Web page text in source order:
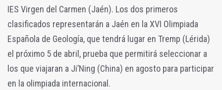
IES Virgen del Carmen (Jaén). Los dos primeros
clasificados representarán a Jaén en la XVI Olimpiada
Española de Geología, que tendrá lugar en Tremp (Lérida)
el próximo 5 de abril, prueba que permitirá seleccionar a
los que viajaran a Ji’Ning (China) en agosto para participar
en la olimpiada internacional.